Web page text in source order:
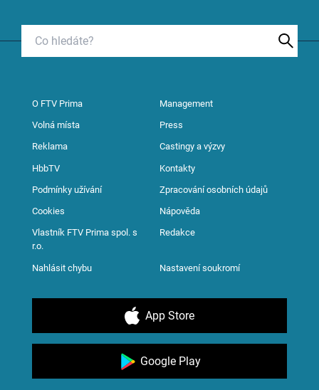
O FTV Prima Management
Volná místa Press
Reklama Castingy a výzvy
HbbTV Kontakty
Podmínky užívání Zpracování osobních údajů
Cookies Nápověda
Vlastník FTV Prima spol. s
r.o.
Redakce
Nahlásit chybu Nastavení soukromí
App Store
Google Play